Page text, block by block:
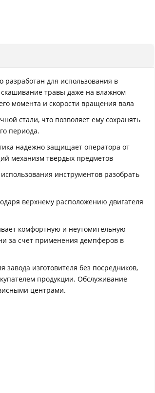
разработан для использования в
травы даже на влажном
момента и скорости вращения вала
стали, что позволяет ему сохранять
периода.
надежно защищает оператора от
механизм твердых предметов
инструментов разобрать
верхнему расположению двигателя
комфортную и неутомительную
за счет применения демпферов в
завода изготовителя без посредников,
продукции. Обслуживание
центрами.